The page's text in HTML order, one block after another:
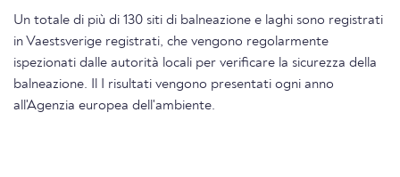
Un totale di più di 130 siti di balneazione e laghi sono registrati
in Vaestsverige registrati, che vengono regolarmente
ispezionati dalle autorità locali per verificare la sicurezza della
balneazione. Il I risultati vengono presentati ogni anno
all'Agenzia europea dell'ambiente.